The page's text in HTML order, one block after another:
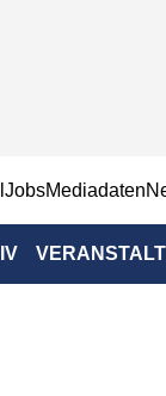
Mediadaten